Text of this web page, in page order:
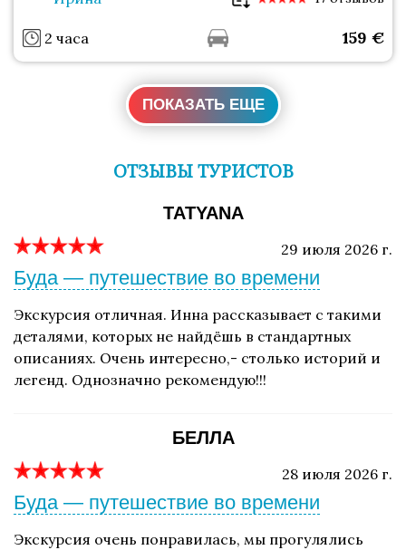
2 часа 159 €
ПОКАЗАТЬ ЕЩЕ
ОТЗЫВЫ ТУРИСТОВ
TATYANA
29 июля 2026 г.
Буда — путешествие во времени
Экскурсия отличная. Инна рассказывает с такими
деталями, которых не найдёшь в стандартных
описаниях. Очень интересно,- столько историй и
легенд. Однозначно рекомендую!!!
БЕЛЛА
28 июля 2026 г.
Буда — путешествие во времени
Экскурсия очень понравилась, мы прогулялись